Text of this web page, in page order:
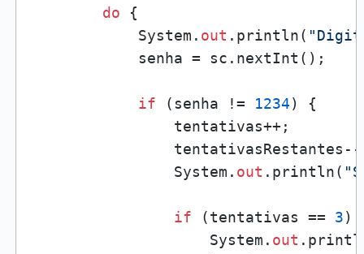
do {
            System.
out .println(
            senha = sc.nextInt();
if (senha != 1234) {
                tentativas++;
                System.
out .println(
if (tentativas == 3)
                    System.
out